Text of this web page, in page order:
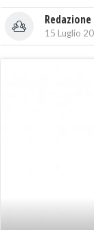
15 Luglio